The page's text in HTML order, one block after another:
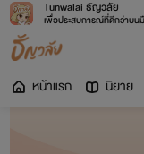
Tunwalai ธัญวลัย
เพื่อประสบการณ์ที่ดีกว่าบน
หน้าแรก นิยาย